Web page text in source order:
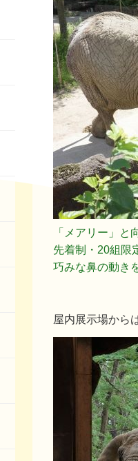
「メアリー」と
先着制・20組限
巧みな鼻の動き
屋内展示場から